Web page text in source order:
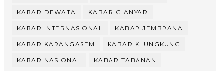
KABAR DEWATA KABAR GIANYAR
KABAR INTERNASIONAL KABAR JEMBRANA
KABAR KARANGASEM KABAR KLUNGKUNG
KABAR NASIONAL KABAR TABANAN